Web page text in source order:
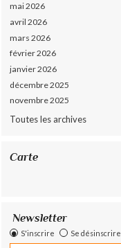
mai 2026
avril 2026
mars 2026
février 2026
janvier 2026
décembre 2025
novembre 2025
Toutes les archives
Carte
Newsletter
S'inscrire Se désinscrire